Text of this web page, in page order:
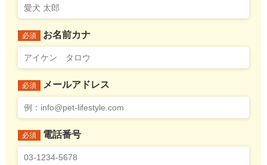
必須 お名前カナ
必須 メールアドレス
必須 電話番号